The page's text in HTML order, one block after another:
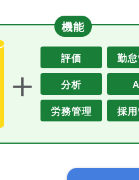
機能
＋
評価 勤
分析
労務管理
採